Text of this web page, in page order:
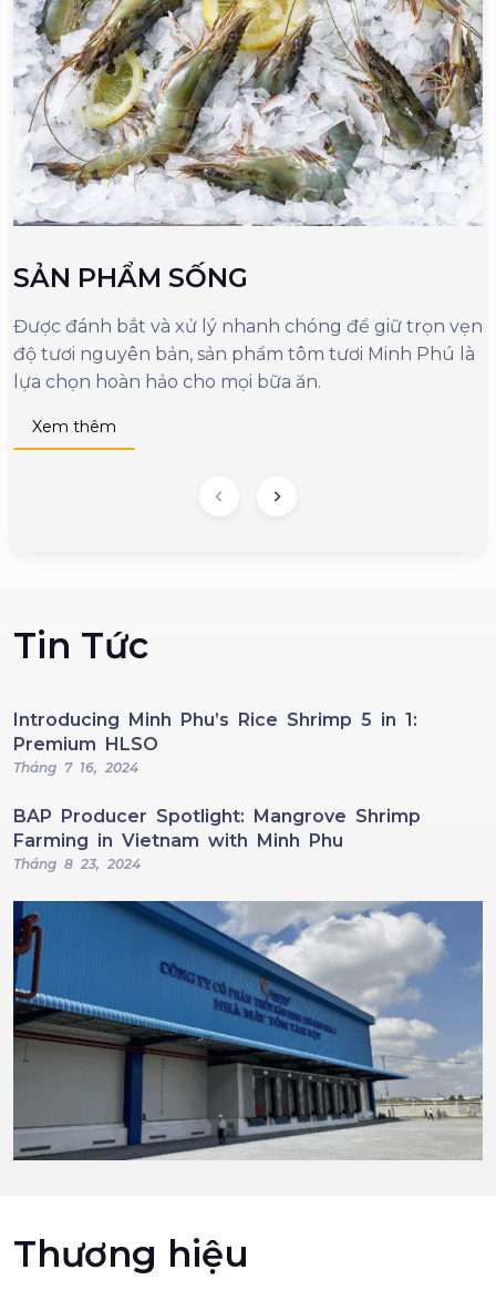
SẢN PHẨM SỐNG
Được đánh bắt và xử lý nhanh chóng để giữ trọn vẹn
độ tươi nguyên bản, sản phẩm tôm tươi Minh Phú là
lựa chọn hoàn hảo cho mọi bữa ăn.
Xem thêm
Tin Tức
Introducing Minh Phu’s Rice Shrimp 5 in 1:
Premium HLSO
Tháng 7 16, 2024
BAP Producer Spotlight: Mangrove Shrimp
Farming in Vietnam with Minh Phu
Tháng 8 23, 2024
Thương hiệu